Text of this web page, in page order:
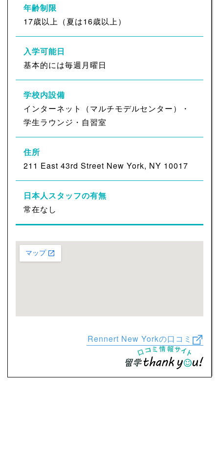
年齢制限
17歳以上（夏は16歳以上）
入学可能日
基本的には毎週月曜日
学校内設備
インターネット（マルチモデルセンター）・
学生ラウンジ・自習室
住所
211 East 43rd Street New York, NY 10017
日本人スタッフの有無
常在なし
Rennert New Yorkの口コミ